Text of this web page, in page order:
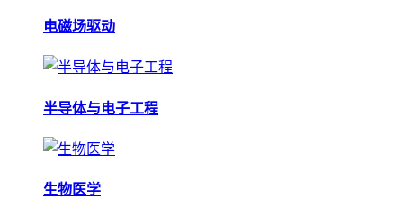
电磁场驱动
半导体与电子工程
生物医学